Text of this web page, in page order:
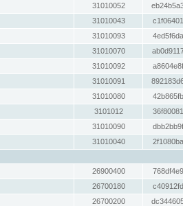
31010052
31010043
31010093
31010070
31010092
31010091
31010080
3101012
31010090
31010040
26900400
26700180
26700200